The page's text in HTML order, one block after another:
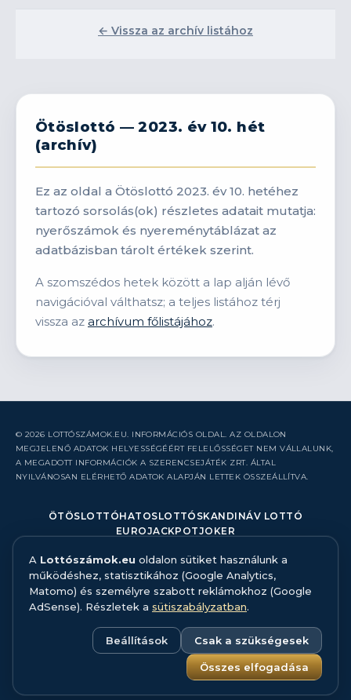
← Vissza az archív listához
Ötöslottó — 2023. év 10. hét
(archív)
Ez az oldal a Ötöslottó 2023. év 10. hetéhez
tartozó sorsolás(ok) részletes adatait mutatja:
nyerőszámok és nyereménytáblázat az
adatbázisban tárolt értékek szerint.
A szomszédos hetek között a lap alján lévő
navigációval válthatsz; a teljes listához térj
vissza az archívum főlistájához.
© 2026 LOTTÓSZÁMOK.EU. INFORMÁCIÓS OLDAL. AZ OLDALON
MEGJELENŐ ADATOK HELYESSÉGÉÉRT FELELŐSSÉGET NEM VÁLLALUNK,
A MEGADOTT INFORMÁCIÓK A SZERENCSEJÁTÉK ZRT. ÁLTAL
NYILVÁNOSAN ELÉRHETŐ ADATOK ALAPJÁN LETTEK ÖSSZEÁLLÍTVA.
ÖTÖSLOTTÓHATOSLOTTÓ SKANDINÁV LOTTÓ
EUROJACKPOTJOKER
RÓLUNK
KAPCSOLAT
HIBABEJELENTÉS
ADATFORRÁS ÉS MÓDSZERTAN
ADATKEZELÉS
SÜTISZABÁLYZAT
A Lottószámok.eu oldalon sütiket használunk a
működéshez, statisztikához (Google Analytics,
Matomo) és személyre szabott reklámokhoz (Google
AdSense). Részletek a sütiszabályzatban.
Beállítások Csak a szükségesek
Összes elfogadása